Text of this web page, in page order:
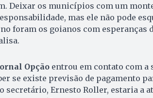
Deixar os municípios com um
mas ele não pode
foram os goianos com esperanças
Opçãoentrou em contato com a
se existe previsão de pagamento
secretário, Ernesto Roller, estaria a